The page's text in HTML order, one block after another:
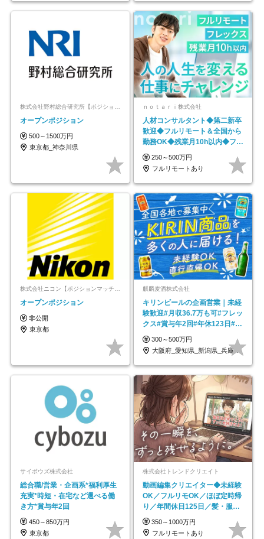
オープンポジション
500～1500万円
東京都_神奈川県
ｎｏｔａｒｉ株式会社
人材コンサルタント◆第二新卒
歓迎◆フルリモート＆全国から
勤務OK◆残業月10h以内◆フレ
ックス制
250～500万円
フルリモートあり
株式会社ニコン【ポジションマッチ登録】
オープンポジション
非公開
東京都
麒麟麦酒株式会社
キリンビールの企画営業｜未経
験歓迎#月収36.7万も可#フレッ
クス#賞与年2回#年休123日#完
全週休2日制
300～500万円
大阪府_愛知県_新潟県_兵庫県_福岡県
サイボウズ株式会社
総合職/営業・企画系*福利厚生
充実*時短・在宅など選べる働
き方*賞与年2回
450～850万円
東京都
株式会社トレンドクリエイト
動画編集クリエイター◆未経験
OK／フルリモOK／ほぼ定時帰
り／年間休日125日／髪・服・
ネイル自由／副業OK
350～1000万円
フルリモートあり